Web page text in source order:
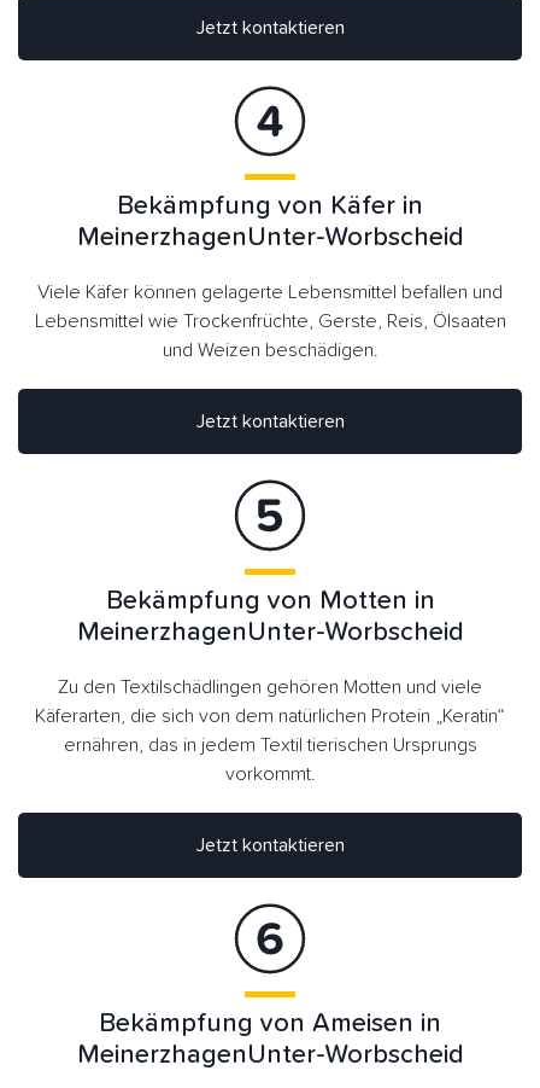
Jetzt kontaktieren
Jetzt kontaktieren
Bekämpfung von Käfer in
MeinerzhagenUnter-Worbscheid
Viele Käfer können gelagerte Lebensmittel befallen und
Lebensmittel wie Trockenfrüchte, Gerste, Reis, Ölsaaten
und Weizen beschädigen.
Bekämpfung von Motten in
MeinerzhagenUnter-Worbscheid
Zu den Textilschädlingen gehören Motten und viele
Käferarten, die sich von dem natürlichen Protein „Keratin“
ernähren, das in jedem Textil tierischen Ursprungs
vorkommt.
Jetzt kontaktieren
Bekämpfung von Ameisen in
MeinerzhagenUnter-Worbscheid